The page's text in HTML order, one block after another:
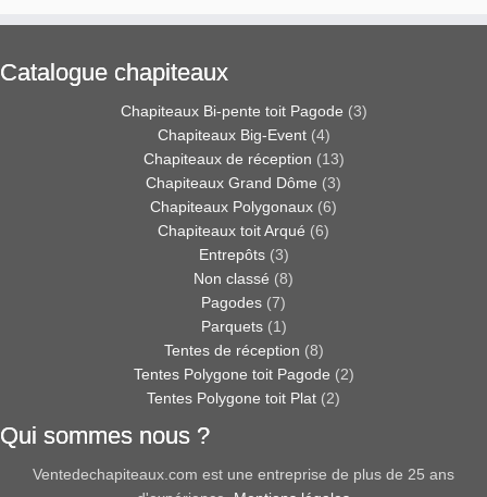
Catalogue chapiteaux
Chapiteaux Bi-pente toit Pagode (3)
Chapiteaux Big-Event (4)
Chapiteaux de réception (13)
Chapiteaux Grand Dôme (3)
Chapiteaux Polygonaux (6)
Chapiteaux toit Arqué (6)
Entrepôts (3)
Non classé (8)
Pagodes (7)
Parquets (1)
Tentes de réception (8)
Tentes Polygone toit Pagode (2)
Tentes Polygone toit Plat (2)
Qui sommes nous ?
Ventedechapiteaux.com est une entreprise de plus de 25 ans